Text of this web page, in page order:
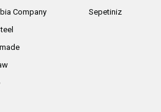
Company
Sepetiniz